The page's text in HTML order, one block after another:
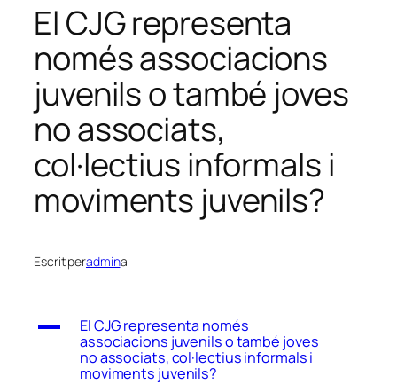
El CJG representa
només associacions
juvenils o també joves
no associats,
col·lectius informals i
moviments juvenils?
Escrit peradmina
A
El CJG representa només
associacions juvenils o també joves
no associats, col·lectius informals i
moviments juvenils?